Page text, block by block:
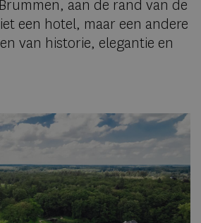
aan de rand van de
een hotel, maar een andere
van historie, elegantie en